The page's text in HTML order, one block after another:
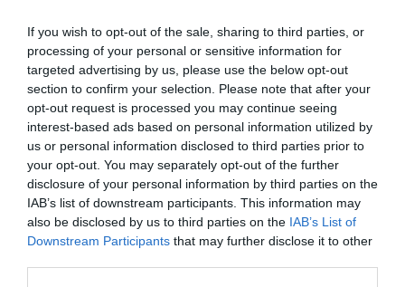
If you wish to opt-out of the sale, sharing to third parties, or
processing of your personal or sensitive information for
targeted advertising by us, please use the below opt-out
section to confirm your selection. Please note that after your
opt-out request is processed you may continue seeing
interest-based ads based on personal information utilized by
us or personal information disclosed to third parties prior to
your opt-out. You may separately opt-out of the further
disclosure of your personal information by third parties on the
IAB’s list of downstream participants. This information may
also be disclosed by us to third parties on the IAB’s List of
Downstream Participants that may further disclose it to other